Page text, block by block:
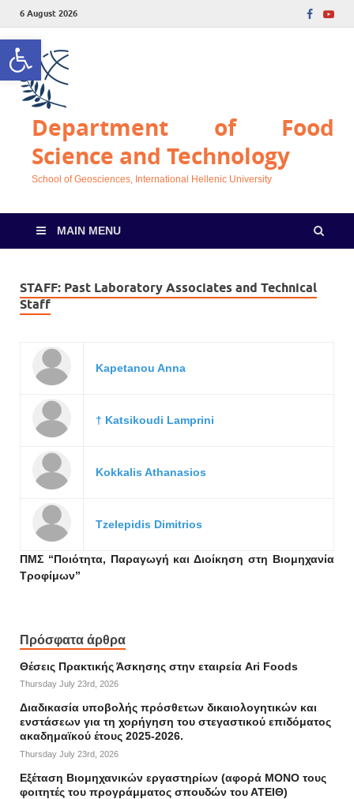
Open toolbar
6 August 2026
Department of Food
Science and Technology
School of Geosciences, International Hellenic University
MAIN MENU
STAFF: Past Laboratory Associates and Technical
Staff
Kapetanou Anna
† Katsikoudi Lamprini
Kokkalis Athanasios
Tzelepidis Dimitrios
ΠΜΣ “Ποιότητα, Παραγωγή και Διοίκηση στη Βιομηχανία
Τροφίμων”
Πρόσφατα άρθρα
Θέσεις Πρακτικής Άσκησης στην εταιρεία Ari Foods
Thursday July 23rd, 2026
Διαδικασία υποβολής πρόσθετων δικαιολογητικών και
ενστάσεων για τη χορήγηση του στεγαστικού επιδόματος
ακαδημαϊκού έτους 2025-2026.
Thursday July 23rd, 2026
Εξέταση Βιομηχανικών εργαστηρίων (αφορά ΜΟΝΟ τους
φοιτητές του προγράμματος σπουδών του ΑΤΕΙΘ)